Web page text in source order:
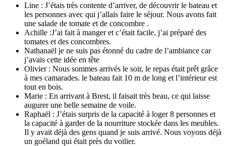
Line : J’étais très contente d’arriver, de découvrir le bateau et
les personnes avec qui j’allais faire le séjour. Nous avons fait
une salade de tomate et de concombre .
Achille :J’ai fait à manger et c’était facile, j’ai préparé des
tomates et des concombres.
Nathanaël je ne suis pas étonné du cadre de l’ambiance car
j’avais cette idée en tête
Olivier : Nous sommes arrivés le soir, le repas était prêt grâce
à mes camarades. le bateau fait 10 m de long et l’intérieur est
tout en bois.
Marie : En arrivant à Brest, il faisait très beau, ce qui laisse
augurer une belle semaine de voile.
Raphaël : J’étais surpris de la capacité à loger 8 personnes et
la capacité à garder de la nourriture stockée dans les meubles.
Il y avait déjà des gens quand je suis arrivé. Nous voyons déjà
un goéland qui était près du voilier.